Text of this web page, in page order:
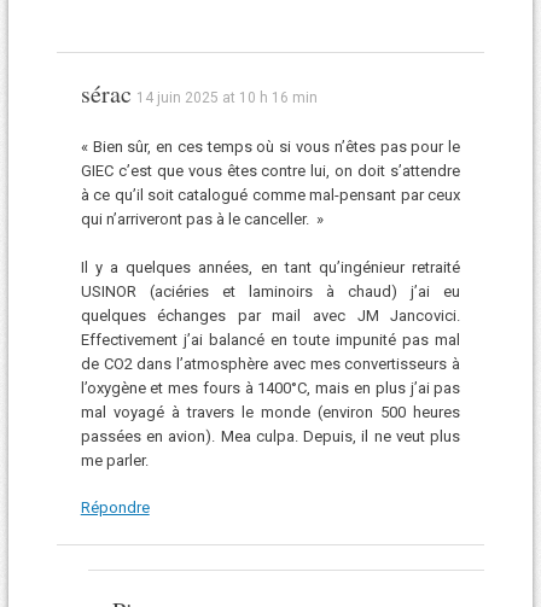
sérac 14 juin 2025 at 10 h 16 min
« Bien sûr, en ces temps où si vous n’êtes pas pour le
GIEC c’est que vous êtes contre lui, on doit s’attendre
à ce qu’il soit catalogué comme mal-pensant par ceux
qui n’arriveront pas à le canceller. »
Il y a quelques années, en tant qu’ingénieur retraité
USINOR (aciéries et laminoirs à chaud) j’ai eu
quelques échanges par mail avec JM Jancovici.
Effectivement j’ai balancé en toute impunité pas mal
de CO2 dans l’atmosphère avec mes convertisseurs à
l’oxygène et mes fours à 1400°C, mais en plus j’ai pas
mal voyagé à travers le monde (environ 500 heures
passées en avion). Mea culpa. Depuis, il ne veut plus
me parler.
Répondre